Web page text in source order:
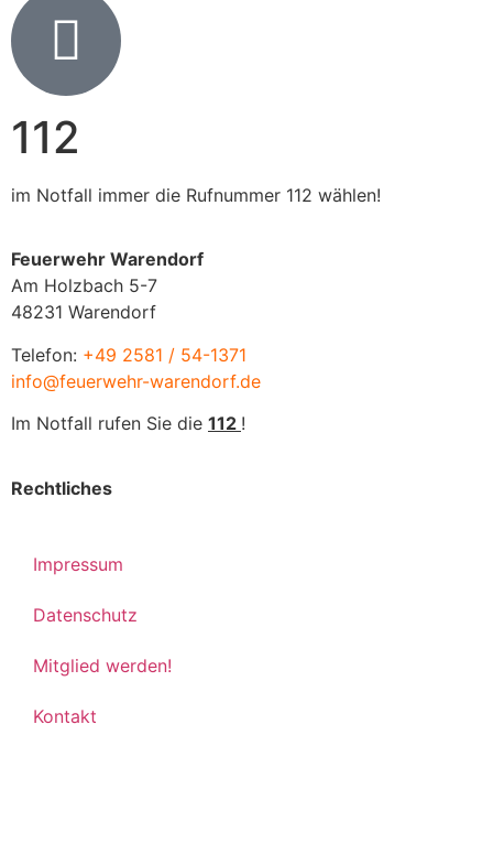
112
im Notfall immer die Rufnummer 112 wählen!
Feuerwehr Warendorf
Am Holzbach 5-7
48231 Warendorf
Telefon: +49 2581 / 54-1371
info@feuerwehr-warendorf.de
Im Notfall rufen Sie die 112 !
Rechtliches
Impressum
Datenschutz
Mitglied werden!
Kontakt